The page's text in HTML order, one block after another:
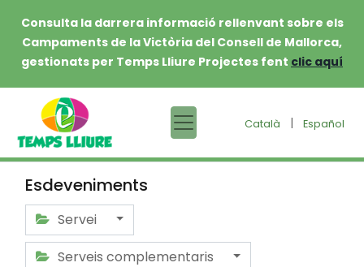
Consulta la darrera informació rellenvant sobre els
Campaments de la Victòria del Consell de Mallorca,
gestionats per Temps Lliure Projectes fent clic aquí
Català | Español
Esdeveniments
Servei
Serveis complementaris